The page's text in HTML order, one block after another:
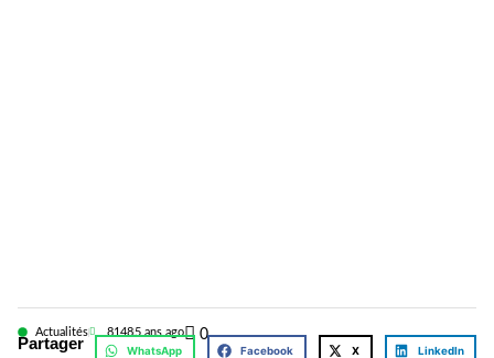
Actualités 81485 ans ago 0
Partager WhatsApp Facebook X LinkedIn